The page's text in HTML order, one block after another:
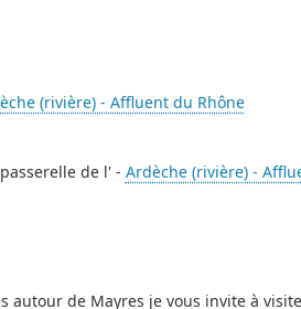
(rivière) - Affluent du Rhône
de l' - Ardèche (rivière) -
autour de Mayres je vous invite à